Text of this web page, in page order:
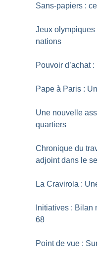
Sans-papiers :
Jeux
nations
Pouvoir d’achat
Pape à Paris :
Une nouvelle
quartiers
Chronique du
adjoint dans le
La Cravirola :
Initiatives : Bilan
68
Point de vue :